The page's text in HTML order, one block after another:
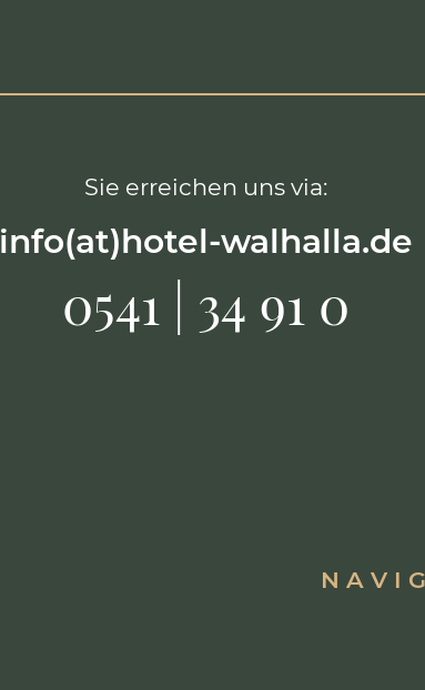
Sie erreichen uns via:
info(at)hotel-walhalla.de
0541 | 34 91 0